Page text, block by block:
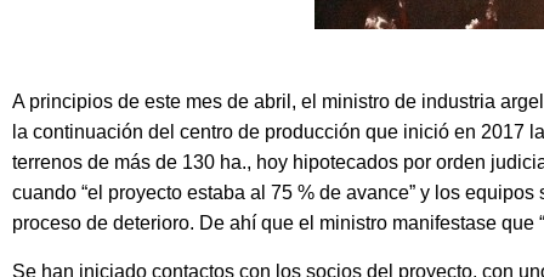
A principios de este mes de abril, el ministro de industria
la continuación del centro de producción que inició en 2017
terrenos de más de 130 ha., hoy hipotecados por orden
cuando “el proyecto estaba al 75 % de avance” y los
proceso de deterioro. De ahí que el ministro manifestase
Se han iniciado contactos con los socios del proyecto, con